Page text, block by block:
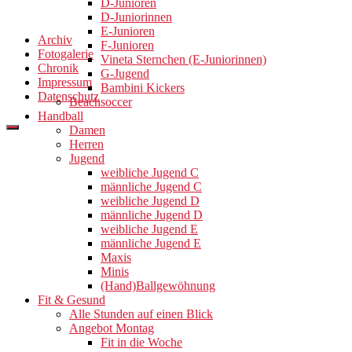
D-Junioren
D-Juniorinnen
E-Junioren
F-Junioren
Vineta Sternchen (E-Juniorinnen)
G-Jugend
Bambini Kickers
Beachsoccer
Handball
Damen
Herren
Jugend
weibliche Jugend C
männliche Jugend C
weibliche Jugend D
männliche Jugend D
weibliche Jugend E
männliche Jugend E
Maxis
Minis
(Hand)Ballgewöhnung
Fit & Gesund
Alle Stunden auf einen Blick
Angebot Montag
Fit in die Woche
Archiv
Fotogalerie
Chronik
Impressum
Datenschutz